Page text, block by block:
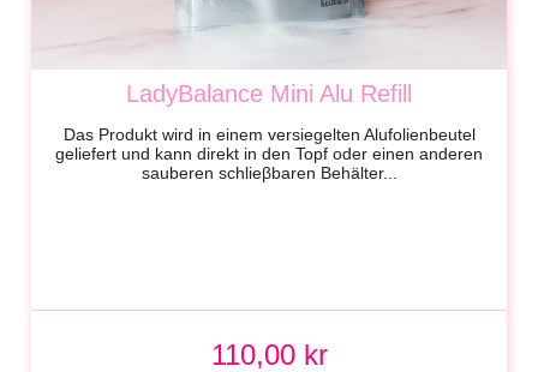
LadyBalance Mini Alu Refill
Das Produkt wird in einem versiegelten Alufolienbeutel
geliefert und kann direkt in den Topf oder einen anderen
sauberen schlieβbaren Behälter...
110,00 kr